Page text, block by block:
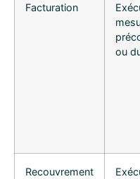
Facturation
ou
Recouvrement